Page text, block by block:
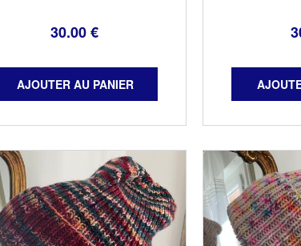
30.00€
les oreilles Taille adulte 100%
mérinos Couleur curry Lavage à
les oreilles
mérinos